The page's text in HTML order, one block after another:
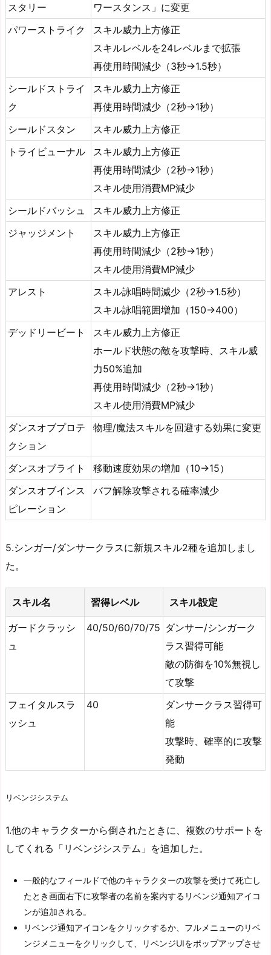
スタリー
ワースタンス」に変更
パワーストライク
スキル威力上方修正
スキルレベルを24レベルまで拡張
再使用時間減少（3秒→1.5秒）
シールドストライ
ク
スキル威力上方修正
再使用時間減少（2秒→1秒）
シールドスタン
スキル威力上方修正
トライビューナル
スキル威力上方修正
再使用時間減少（2秒→1秒）
スキル使用消費MP減少
シールドバッシュ
スキル威力上方修正
ジャッジメント
スキル威力上方修正
再使用時間減少（2秒→1秒）
スキル使用消費MP減少
アレスト
スキル詠唱時間減少（2秒→1.5秒）
スキル詠唱範囲増加（150→400）
デッドリービート
スキル威力上方修正
ホールド状態の敵を攻撃時、スキル威
力50%追加
再使用時間減少（2秒→1秒）
スキル使用消費MP減少
ダンスオブプロテ
クション
物理/魔法スキルを回避する効果に変更
ダンスオブライト
移動速度効果の増加（10→15）
ダンスオブインス
ピレーション
バフ解除攻撃される確率減少
5.シンガー/ダンサークラスに新規スキル2種を追加しまし
た。
スキル名 習得レベル スキル設定
ガードクラッシ
ュ
40/50/60/70/75 ダンサー/シンガーク
ラス習得可能
敵の防御を10%無視し
て攻撃
フェイタルスラ
ッシュ
40
ダンサークラス習得可
能
攻撃時、確率的に攻撃
発動
リベンジシステム
1.他のキャラクターから倒されたときに、複数のサポートを
してくれる「リベンジシステム」を追加した。
一般的なフィールドで他のキャラクターの攻撃を受けて死亡し
たとき画面右下に攻撃者の名前を案内するリベンジ通知アイコ
ンが追加される。
リベンジ通知アイコンをクリックするか、フルメニューのリベ
ンジメニューをクリックして、リベンジUIをポップアップさせ